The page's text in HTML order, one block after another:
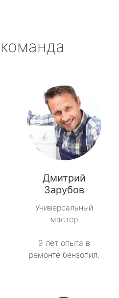
Дмитрий
Зарубов
Универсальный
мастер
9 лет опыта в
ремонте бензопил.